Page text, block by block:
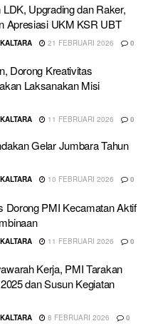
Upgrading dan Raker,
Apresiasi UKM KSR UBT
21 FEBRUARI 2026 0
Dorong Kreativitas
Laksanakan Misi
11 FEBRUARI 2026 0
Gelar Jumbara Tahun
10 FEBRUARI 2026 0
Dorong PMI Kecamatan Aktif
11 FEBRUARI 2026 0
Kerja, PMI Tarakan
dan Susun Kegiatan
8 FEBRUARI 2026 0